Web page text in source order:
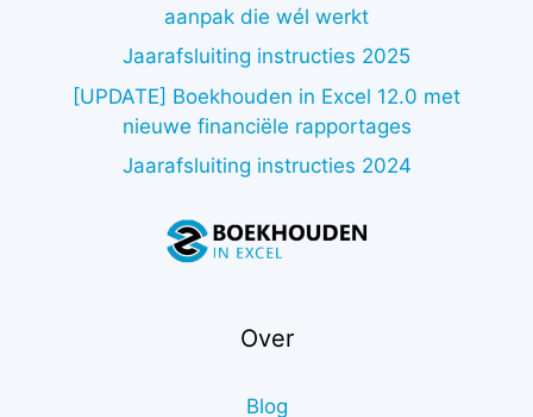
aanpak die wél werkt
Jaarafsluiting instructies 2025
[UPDATE] Boekhouden in Excel 12.0 met
nieuwe financiële rapportages
Jaarafsluiting instructies 2024
Over
Blog